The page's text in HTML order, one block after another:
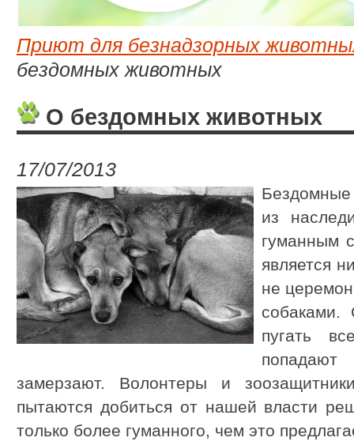
Приют для безнадзорных
бездомных животных
О бездомных животных
17/07/2013
из
гуманным
является
не
собаками.
пугать
замерзают. Волонтеры и
пытаются добиться от нашей власти
только более гуманного, чем это